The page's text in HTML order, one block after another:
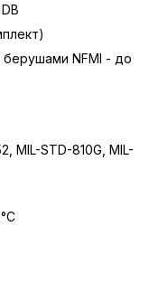
NFMI - до
MIL-STD-810G, MIL-